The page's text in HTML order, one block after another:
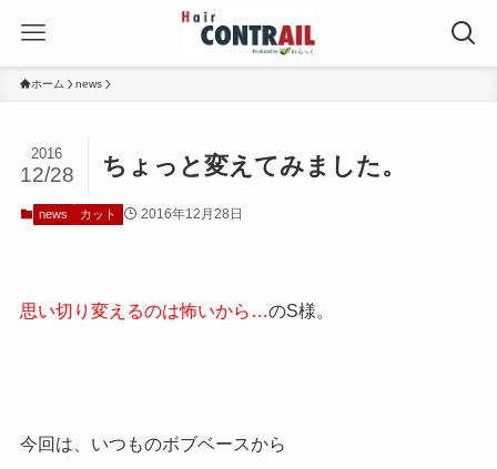
ホーム news
ちょっと変えてみました。
2016
12/28
news カット 2016年12月28日
思い切り変えるのは怖いから…のS様。
今回は、いつものボブベースから